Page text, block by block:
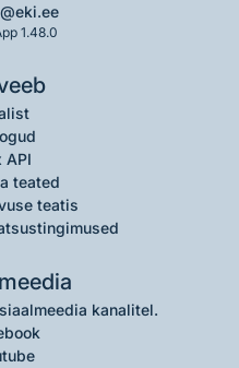
1.48.0
API
teated
teatis
kanalitel.